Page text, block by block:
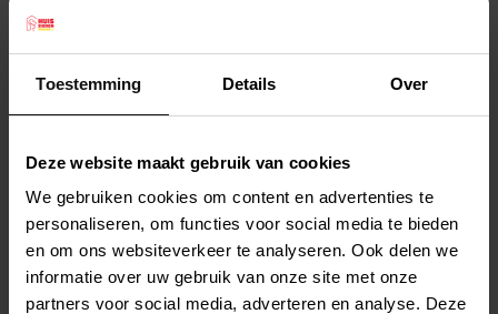
Toestemming Details Over
Deze website maakt gebruik van cookies
We gebruiken cookies om content en advertenties te
personaliseren, om functies voor social media te bieden
en om ons websiteverkeer te analyseren. Ook delen we
informatie over uw gebruik van onze site met onze
partners voor social media, adverteren en analyse. Deze
kop lekker kan laten rusten.
De Cosy van SnObbs is een comfortabele
hondenmand van een hoge kwaliteit Cordura
(nylon). De weefseltechiek is fijn en daardoor is
De stof voelt daardoor sterker, maar toch zeer
soepel aan. Cordura is waterafstotend doordat
er een coating is aangebracht aan de
binnenzijde.
De vulling van de SnObbs Cosa Cordura is van
Stel uw bestelherinnering in:(2 weken)
2 weken
4 weken
6 weken